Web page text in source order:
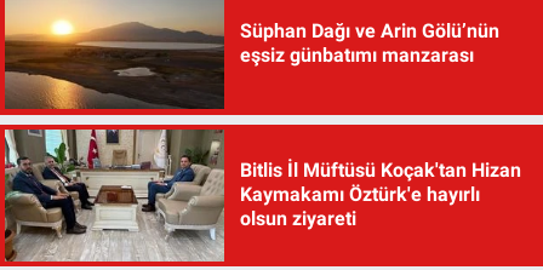
Süphan Dağı ve Arin Gölü’nün
eşsiz günbatımı manzarası
Bitlis İl Müftüsü Koçak'tan Hizan
Kaymakamı Öztürk'e hayırlı
olsun ziyareti